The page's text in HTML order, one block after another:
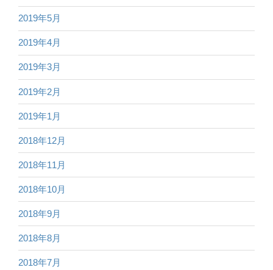
2019年5月
2019年4月
2019年3月
2019年2月
2019年1月
2018年12月
2018年11月
2018年10月
2018年9月
2018年8月
2018年7月